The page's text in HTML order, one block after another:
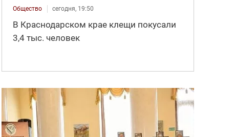
Общество сегодня, 19:50
В Краснодарском крае клещи покусали
3,4 тыс. человек